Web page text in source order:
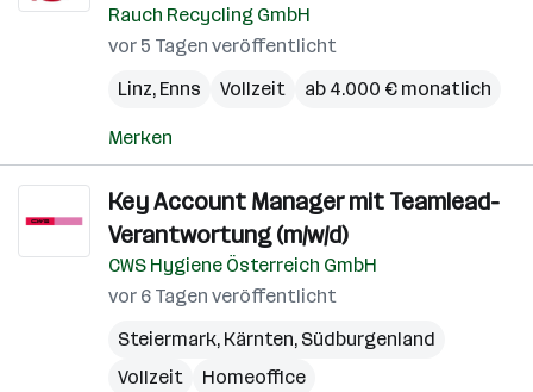
Rauch Recycling GmbH
vor 5 Tagen veröffentlicht
Linz, Enns Vollzeit ab 4.000 € monatlich
Merken
Key Account Manager mit Teamlead-
Verantwortung (m/w/d)
CWS Hygiene Österreich GmbH
vor 6 Tagen veröffentlicht
Steiermark, Kärnten, Südburgenland
Vollzeit
Homeoffice